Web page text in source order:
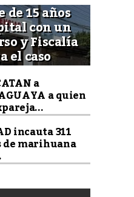
15 años
con un
y Fiscalía
el caso
a
a quien
incauta 311
marihuana